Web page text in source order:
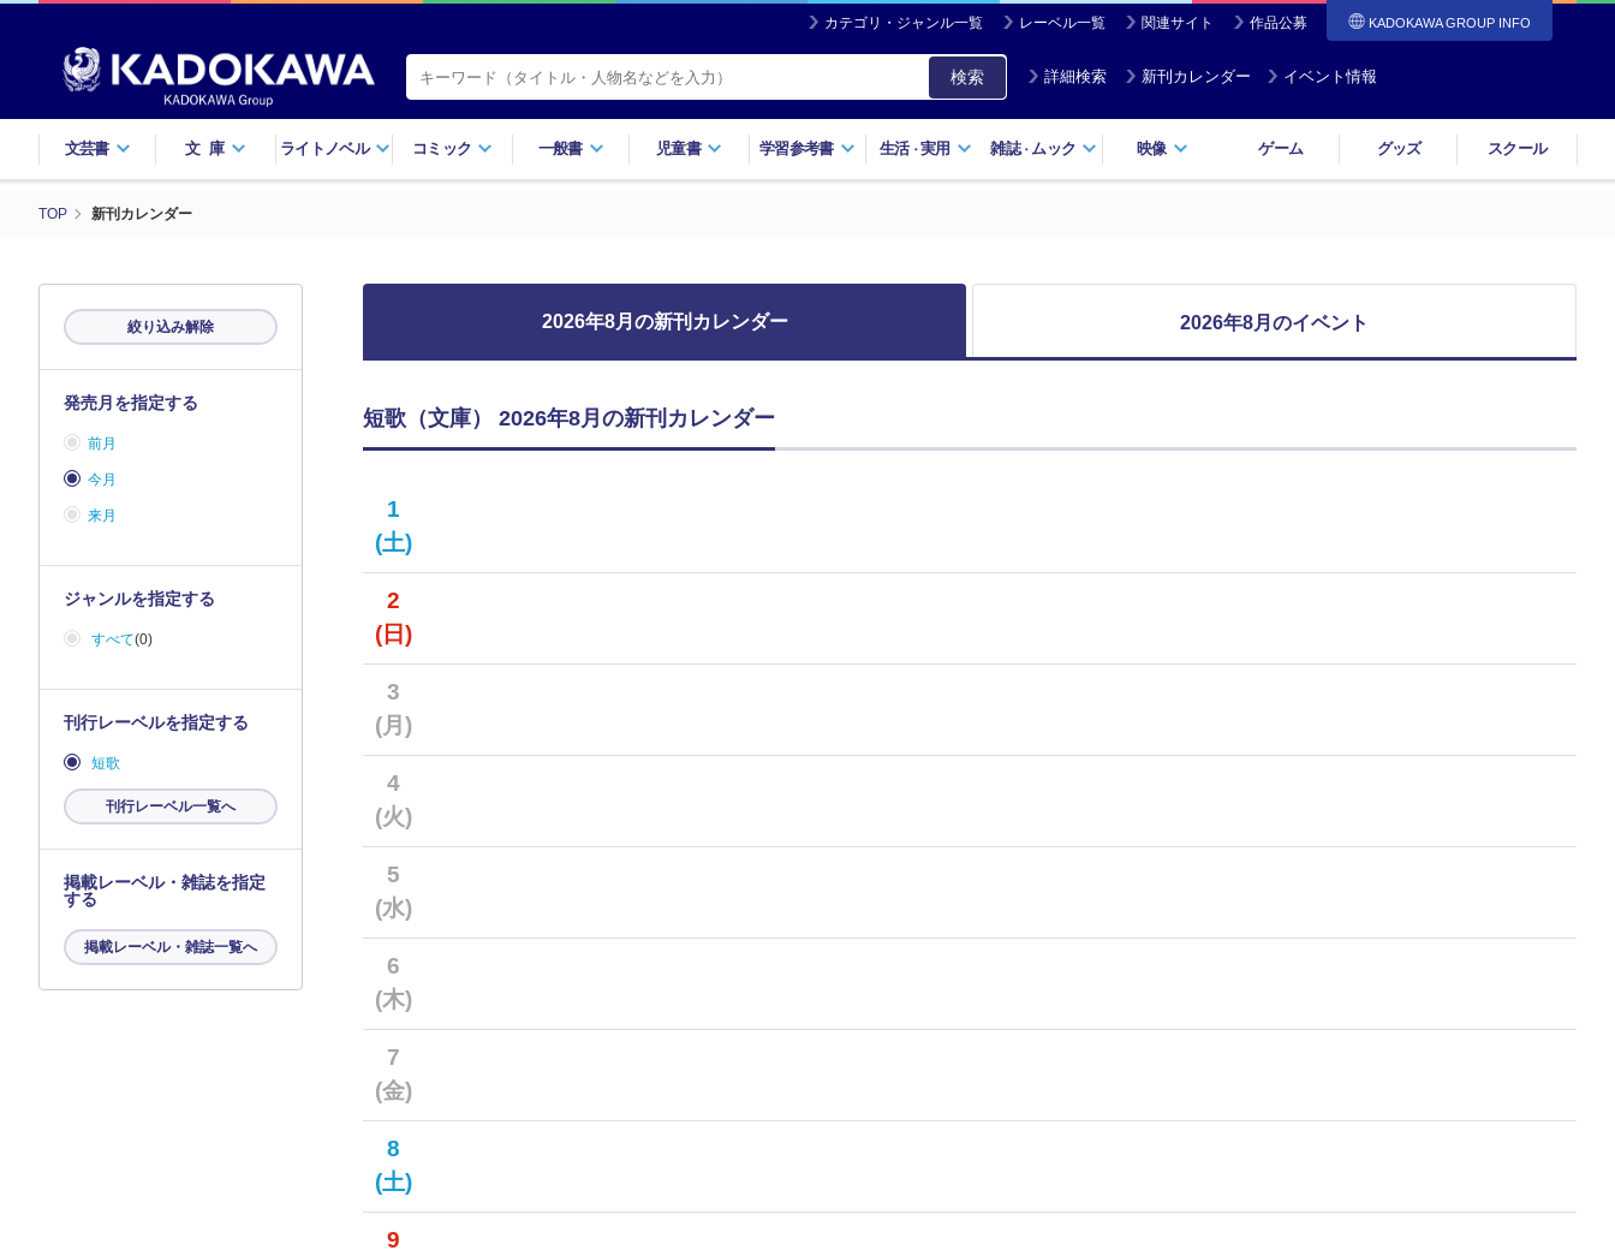
カテゴリ・ジャンル一覧 レーベル一覧 関連サイト 作品公募 KADOKAWA GROUP INFO
検索 詳細検索 新刊カレンダー イベント情報
文芸書 文庫 ライトノベル コミック 一般書 児童書 学習参考書 生活・実用 雑誌・ ムック 映像 ゲーム グッズ スクール
TOP 新刊カレンダー
2026年8月の新刊カレンダー 2026年8月のイベント
短歌（文庫） 2026年8月の新刊カレンダー
1
(土)
2
(日)
3
(月)
4
(火)
5
(水)
6
(木)
7
(金)
8
(土)
9
絞り込み解除
発売月を指定する
前月
今月
来月
ジャンルを指定する
すべて(0)
刊行レーベルを指定する
短歌
刊行レーベル一覧へ
掲載レーベル・雑誌を指定
する
掲載レーベル・雑誌一覧へ